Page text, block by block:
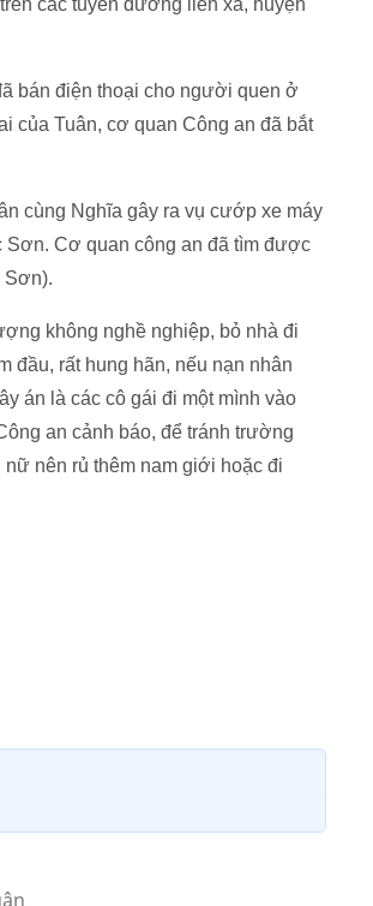
các tuyến đường liên xã, huyện
bán điện thoại cho người quen ở
của Tuân, cơ quan Công an đã bắt
cùng Nghĩa gây ra vụ cướp xe máy
Sơn. Cơ quan công an đã tìm được
Sơn).
không nghề nghiệp, bỏ nhà đi
đầu, rất hung hãn, nếu nạn nhân
án là các cô gái đi một mình vào
an cảnh báo, để tránh trường
nên rủ thêm nam giới hoặc đi